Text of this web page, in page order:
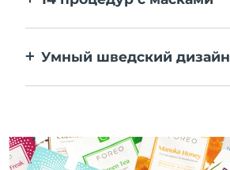
Умный шведский дизайн